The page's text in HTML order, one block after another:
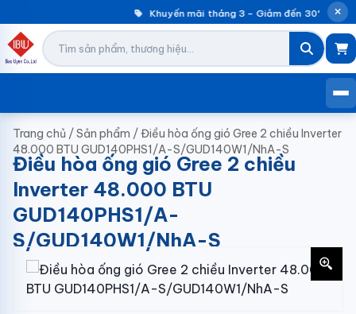
Khuyến mãi tháng 3 – Giảm đến 30%
Trang chủ /Sản phẩm /Điều hòa ống gió Gree 2 chiều Inverter
48.000 BTU GUD140PHS1/A-S/GUD140W1/NhA-S
Điều hòa ống gió Gree 2 chiều
Inverter 48.000 BTU
GUD140PHS1/A-
S/GUD140W1/NhA-S